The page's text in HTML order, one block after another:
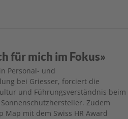
für mich im Fokus»
Personal- und
bei Griesser, forciert die
und Führungsverständnis beim
Zudem
Map mit dem Swiss HR Award